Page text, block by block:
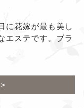
に花嫁が最も美し
エステです。ブラ